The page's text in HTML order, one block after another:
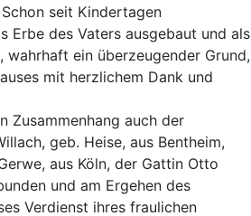
seit Kindertagen
Erbe des Vaters ausgebaut und als
ein überzeugender Grund,
mit herzlichem Dank und
Zusammenhang auch der
geb. Heise, aus Bentheim,
aus Köln, der Gattin Otto
und am Ergehen des
Verdienst ihres fraulichen